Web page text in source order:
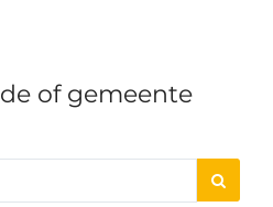
of gemeente